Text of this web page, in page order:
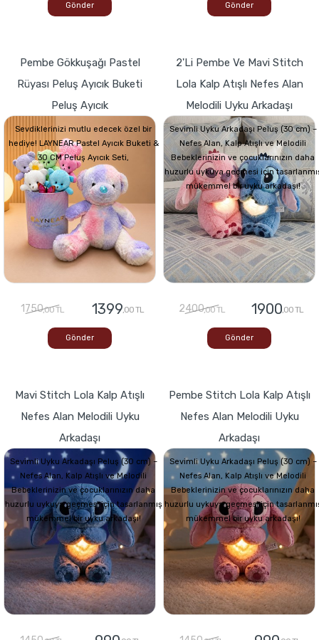
Gönder Gönder
Pembe Gökkuşağı Pastel
Rüyası Peluş Ayıcık Buketi
Peluş Ayıcık
Sevdiklerinizi mutlu edecek özel bir
hediye! LAYNEAR Pastel Ayıcık Buketi &
30 CM Peluş Ayıcık Seti,
1750,00 TL 1399,00 TL
Gönder
2'li Pembe Ve Mavi Stitch
Lola Kalp Atışlı Nefes Alan
Melodili Uyku Arkadaşı
Sevimli Uyku Arkadaşı Peluş (30 cm) –
Nefes Alan, Kalp Atışlı ve Melodili
Bebeklerinizin ve çocuklarınızın daha
huzurlu uykuya geçmesi için
mükemmel bir uyku arkadaşı!
2400,00 TL 1900,00 TL
Gönder
Mavi Stitch Lola Kalp Atışlı
Nefes Alan Melodili Uyku
Arkadaşı
Sevimli Uyku Arkadaşı Peluş (30 cm) –
Nefes Alan, Kalp Atışlı ve Melodili
Bebeklerinizin ve çocuklarınızın daha
huzurlu uykuya geçmesi için tasarlanmış
mükemmel bir uyku arkadaşı!
Pembe Stitch Lola Kalp Atışlı
Nefes Alan Melodili Uyku
Arkadaşı
Sevimli Uyku Arkadaşı Peluş (30 cm) –
Nefes Alan, Kalp Atışlı ve Melodili
Bebeklerinizin ve çocuklarınızın daha
huzurlu uykuya geçmesi için
mükemmel bir uyku arkadaşı!